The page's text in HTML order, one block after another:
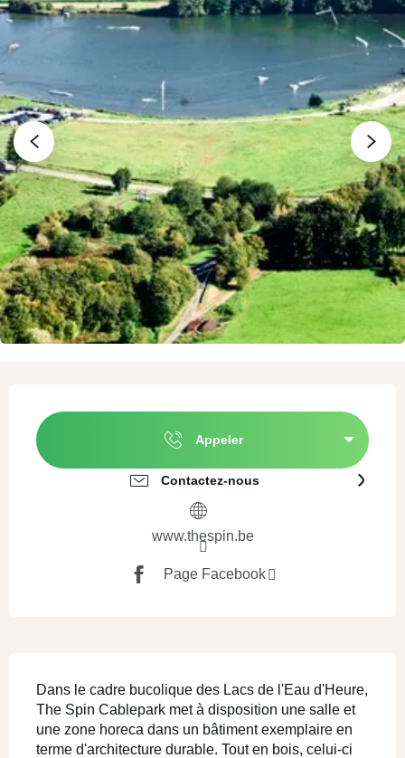
Ouverture et coordonnées
Appeler
Contactez-nous
www.thespin.be
Page Facebook
Dans le cadre bucolique des Lacs de l'Eau d'Heure,
The Spin Cablepark met à disposition une salle et
une zone horeca dans un bâtiment exemplaire en
terme d'architecture durable. Tout en bois, celui-ci